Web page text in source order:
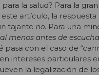
la salud? Para la
artículo, la respuesta
tajante no. Para una
menos antes de
pasa con el caso de
intereses particulares
la legalización de